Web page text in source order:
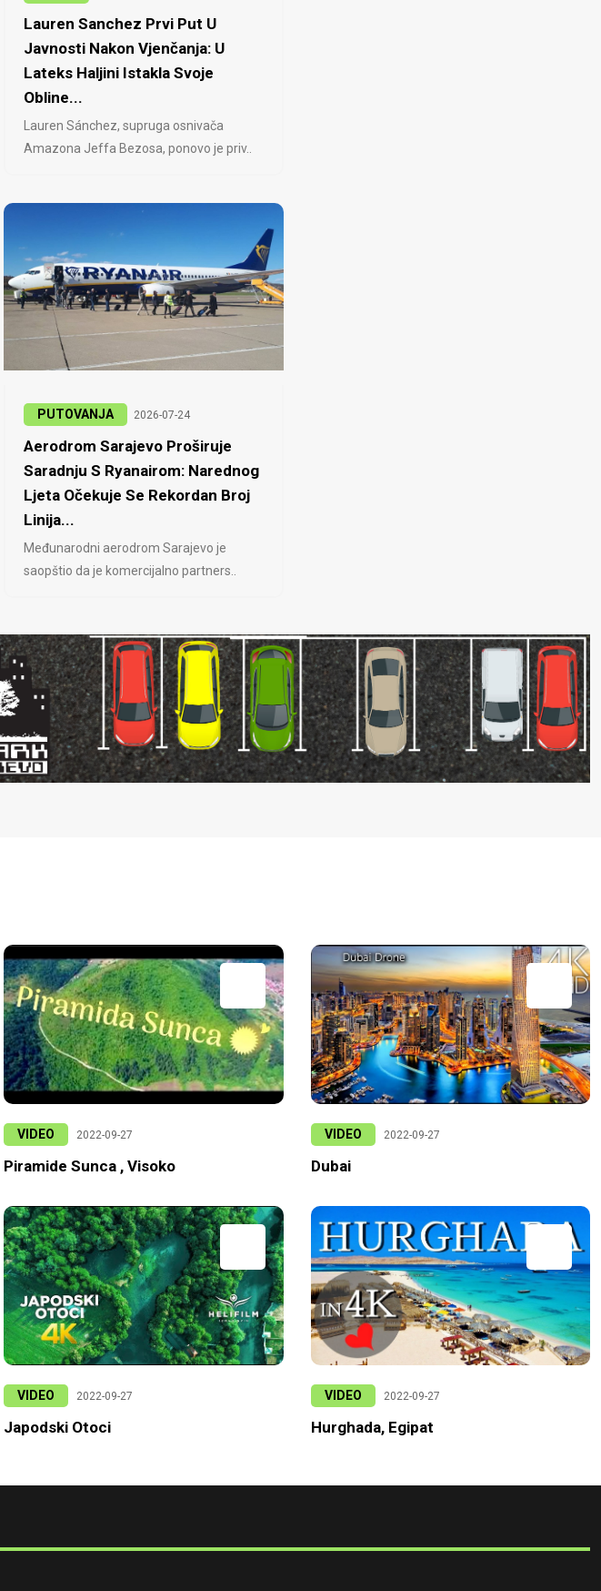
Lauren Sanchez Prvi Put U
Javnosti Nakon Vjenčanja: U
Lateks Haljini Istakla Svoje
Obline...
Lauren Sánchez, supruga osnivača
Amazona Jeffa Bezosa, ponovo je priv..
PUTOVANJA 2026-07-24
Aerodrom Sarajevo Proširuje
Saradnju S Ryanairom: Narednog
Ljeta Očekuje Se Rekordan Broj
Linija...
Međunarodni aerodrom Sarajevo je
saopštio da je komercijalno partners..
VIDEO 2022-09-27
Piramide Sunca , Visoko
VIDEO 2022-09-27
Japodski Otoci
VIDEO 2022-09-27
Dubai
VIDEO 2022-09-27
Hurghada, Egipat